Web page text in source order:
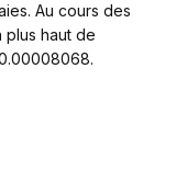
Au cours des
plus haut de